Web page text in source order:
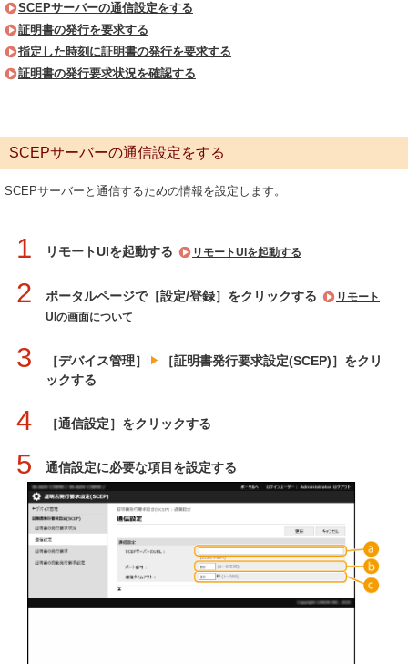
SCEPサーバーの通信設定をする
証明書の発行を要求する
指定した時刻に証明書の発行を要求する
証明書の発行要求状況を確認する
SCEPサーバーの通信設定をする
SCEPサーバーと通信するための情報を設定します。
1 リモートUIを起動する リモートUIを起動する
2 ポータルページで［設定/登録］をクリックする
リモート
UIの画面について
3 ［デバイス管理］
［証明書発行要求設定(SCEP)］をクリ
ックする
4 ［通信設定］をクリックする
5 通信設定に必要な項目を設定する